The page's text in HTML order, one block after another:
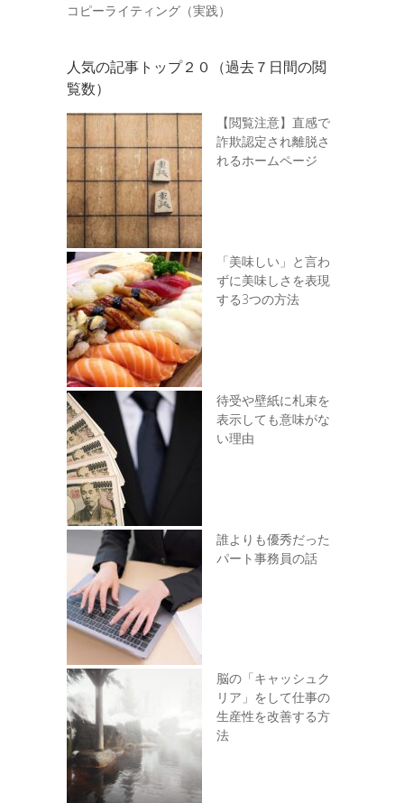
コピーライティング（実践）
人気の記事トップ２０（過去７日間の閲
覧数）
【閲覧注意】直感で
詐欺認定され離脱さ
れるホームページ
「美味しい」と言わ
ずに美味しさを表現
する3つの方法
待受や壁紙に札束を
表示しても意味がな
い理由
誰よりも優秀だった
パート事務員の話
脳の「キャッシュク
リア」をして仕事の
生産性を改善する方
法